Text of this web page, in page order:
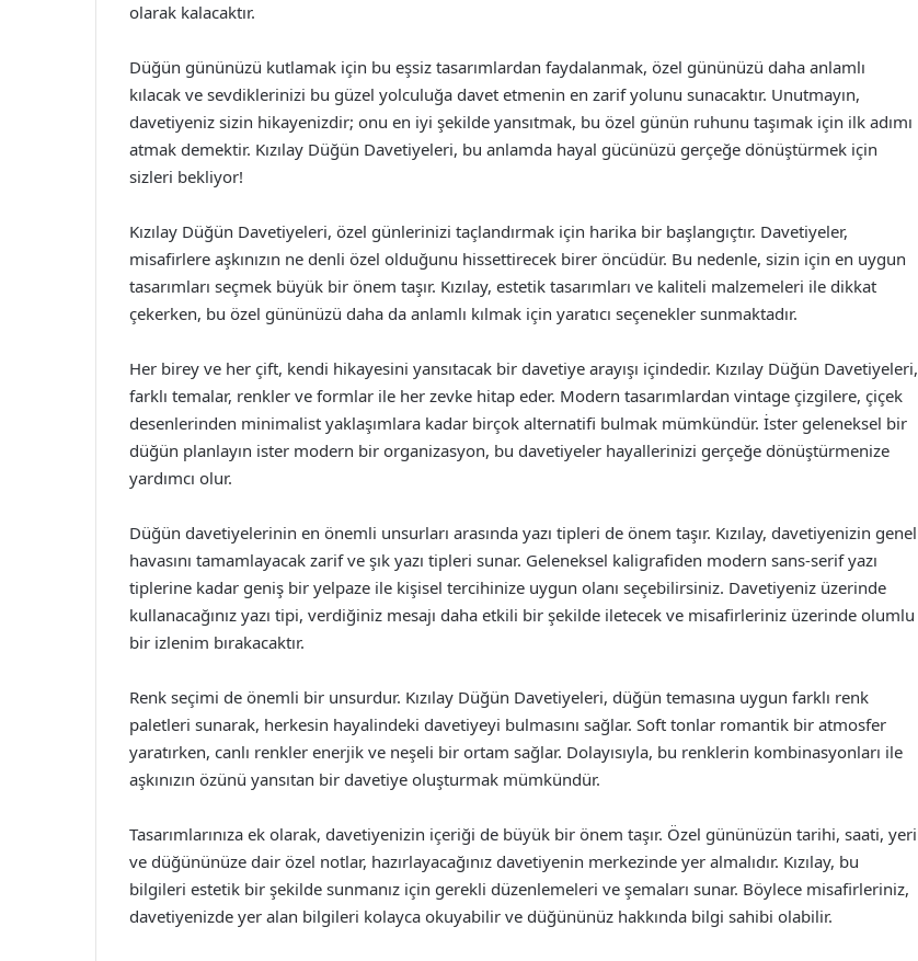
olarak kalacaktır.
Düğün gününüzü kutlamak için bu eşsiz tasarımlardan faydalanmak, özel gününüzü daha anlamlı
kılacak ve sevdiklerinizi bu güzel yolculuğa davet etmenin en zarif yolunu sunacaktır. Unutmayın,
davetiyeniz sizin hikayenizdir; onu en iyi şekilde yansıtmak, bu özel günün ruhunu taşımak için ilk adımı
atmak demektir. Kızılay Düğün Davetiyeleri, bu anlamda hayal gücünüzü gerçeğe dönüştürmek için
sizleri bekliyor!
Kızılay Düğün Davetiyeleri, özel günlerinizi taçlandırmak için harika bir başlangıçtır. Davetiyeler,
misafirlere aşkınızın ne denli özel olduğunu hissettirecek birer öncüdür. Bu nedenle, sizin için en uygun
tasarımları seçmek büyük bir önem taşır. Kızılay, estetik tasarımları ve kaliteli malzemeleri ile dikkat
çekerken, bu özel gününüzü daha da anlamlı kılmak için yaratıcı seçenekler sunmaktadır.
Her birey ve her çift, kendi hikayesini yansıtacak bir davetiye arayışı içindedir. Kızılay Düğün Davetiyeleri,
farklı temalar, renkler ve formlar ile her zevke hitap eder. Modern tasarımlardan vintage çizgilere, çiçek
desenlerinden minimalist yaklaşımlara kadar birçok alternatifi bulmak mümkündür. İster geleneksel bir
düğün planlayın ister modern bir organizasyon, bu davetiyeler hayallerinizi gerçeğe dönüştürmenize
yardımcı olur.
Düğün davetiyelerinin en önemli unsurları arasında yazı tipleri de önem taşır. Kızılay, davetiyenizin genel
havasını tamamlayacak zarif ve şık yazı tipleri sunar. Geleneksel kaligrafiden modern sans-serif yazı
tiplerine kadar geniş bir yelpaze ile kişisel tercihinize uygun olanı seçebilirsiniz. Davetiyeniz üzerinde
kullanacağınız yazı tipi, verdiğiniz mesajı daha etkili bir şekilde iletecek ve misafirleriniz üzerinde olumlu
bir izlenim bırakacaktır.
Renk seçimi de önemli bir unsurdur. Kızılay Düğün Davetiyeleri, düğün temasına uygun farklı renk
paletleri sunarak, herkesin hayalindeki davetiyeyi bulmasını sağlar. Soft tonlar romantik bir atmosfer
yaratırken, canlı renkler enerjik ve neşeli bir ortam sağlar. Dolayısıyla, bu renklerin kombinasyonları ile
aşkınızın özünü yansıtan bir davetiye oluşturmak mümkündür.
Tasarımlarınıza ek olarak, davetiyenizin içeriği de büyük bir önem taşır. Özel gününüzün tarihi, saati, yeri
ve düğününüze dair özel notlar, hazırlayacağınız davetiyenin merkezinde yer almalıdır. Kızılay, bu
bilgileri estetik bir şekilde sunmanız için gerekli düzenlemeleri ve şemaları sunar. Böylece misafirleriniz,
davetiyenizde yer alan bilgileri kolayca okuyabilir ve düğününüz hakkında bilgi sahibi olabilir.